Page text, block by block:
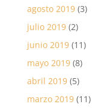
agosto 2019(3)
julio 2019(2)
junio 2019(11)
mayo 2019(8)
abril 2019(5)
marzo 2019(11)